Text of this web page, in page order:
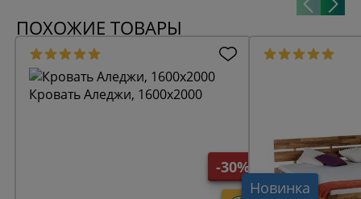
ПОХОЖИЕ ТОВАРЫ
-30%
Кровать Аледжи, 1600х2000
Новинка